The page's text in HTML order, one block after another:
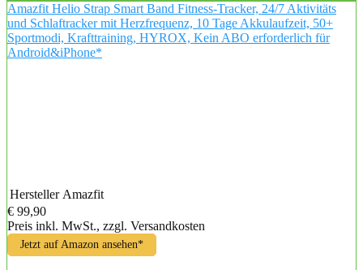
Amazfit Helio Strap Smart Band Fitness-Tracker, 24/7 Aktivitäts
und Schlaftracker mit Herzfrequenz, 10 Tage Akkulaufzeit, 50+
Sportmodi, Krafttraining, HYROX, Kein ABO erforderlich für
Android&iPhone*
Hersteller Amazfit
€ 99,90
Preis inkl. MwSt., zzgl. Versandkosten
Jetzt auf Amazon ansehen*